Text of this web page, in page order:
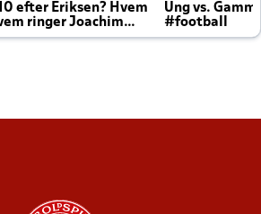
efter Eriksen? Hvem
ringer Joachim
Ung vs.
#football